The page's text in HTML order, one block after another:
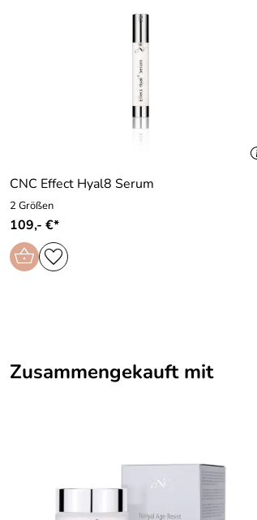
CNC Effect Hyal8 Serum
2 Größen
109,- €*
Zusammengekauft mit